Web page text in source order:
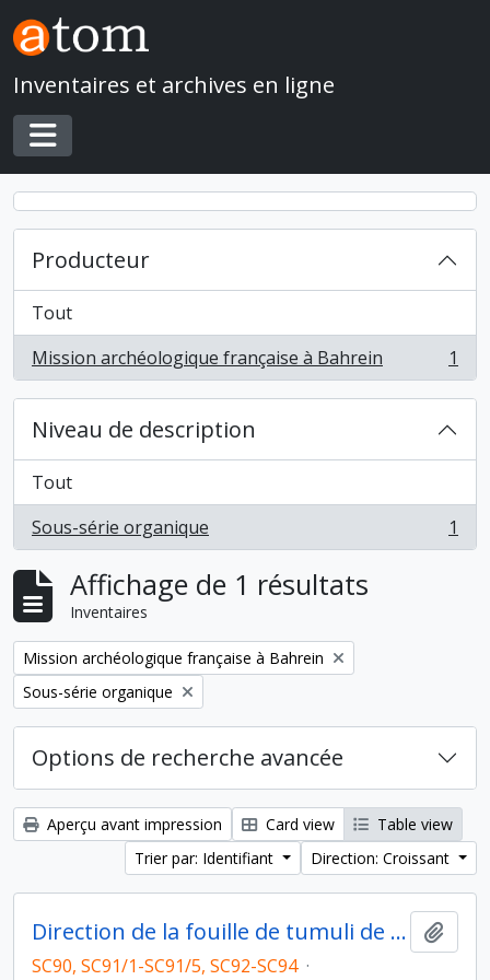
Skip to main content
Inventaires et archives en ligne
Toggle navigation
Producteur
Tout
Mission archéologique française à Bahrein
, 1 résultats 1
Niveau de description
Tout
Sous-série organique
, 1 résultats 1
Affichage de 1 résultats
Inventaires
Remove filter:
Mission archéologique française à Bahrein
Remove filter:
Sous-série organique
Options de recherche avancée
Aperçu avant impression Card view
Table view
Trier par: Identifiant
Direction: Croissant
Direction de la fouille de tumuli de l'Age du Bronze à Umm Jidr, Bahreïn (novembre 1979)
SC90, SC91/1-SC91/5, SC92-SC94 ·